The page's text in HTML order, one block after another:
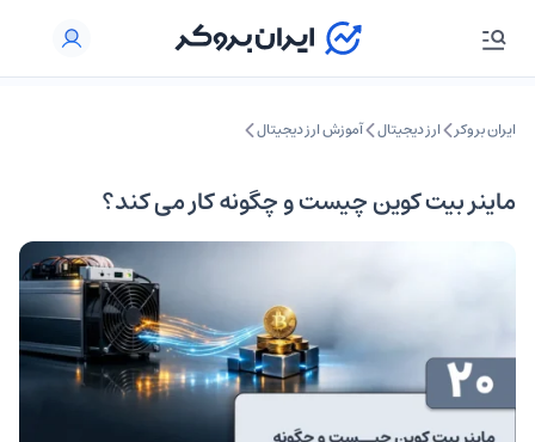
ایران بروکر ارز دیجیتال آموزش ارز دیجیتال
ماینر بیت کوین چیست و چگونه کار می کند؟